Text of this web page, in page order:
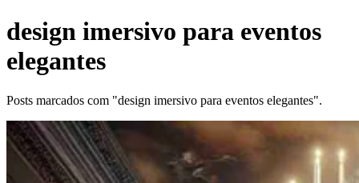
design imersivo para eventos
elegantes
Posts marcados com "design imersivo para eventos elegantes".